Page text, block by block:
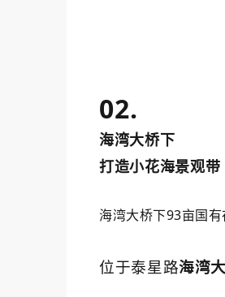
02.
海湾大桥下
打造小花海景观带
海湾大桥下93亩国
位于泰星路海湾